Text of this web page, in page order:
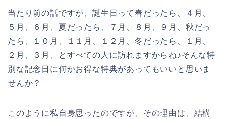
当たり前の話ですが、誕生日って春だったら、４月、
５月、６月、夏だったら、７月、８月、９月、秋だっ
たら、１０月、１１月、１２月、冬だったら、１月、
２月、３月、とすべての人に訪れますからね♪そんな特
別な記念日に何かお得な特典があってもいいと思いま
せんか？
このように私自身思ったのですが、その理由は、結構